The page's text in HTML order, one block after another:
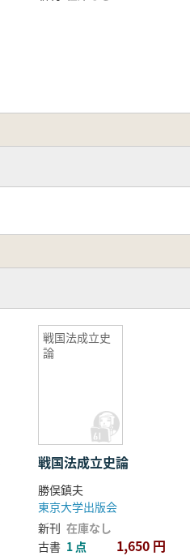
戦国法成立史
論
戦国法成立史論
勝俣鎮夫
東京大学出版会
新刊 在庫なし
古書 1 点 1,650 円